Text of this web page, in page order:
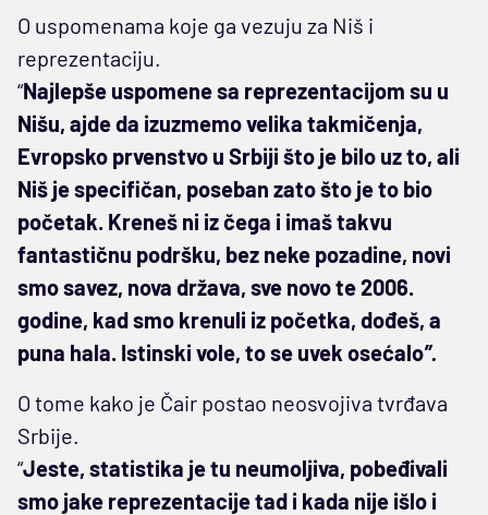
O uspomenama koje ga vezuju za Niš i
reprezentaciju.
“Najlepše uspomene sa reprezentacijom su u
Nišu, ajde da izuzmemo velika takmičenja,
Evropsko prvenstvo u Srbiji što je bilo uz to, ali
Niš je specifičan, poseban zato što je to bio
početak. Kreneš ni iz čega i imaš takvu
fantastičnu podršku, bez neke pozadine, novi
smo savez, nova država, sve novo te 2006.
godine, kad smo krenuli iz početka, dođeš, a
puna hala. Istinski vole, to se uvek osećalo”.
O tome kako je Čair postao neosvojiva tvrđava
Srbije.
“Jeste, statistika je tu neumoljiva, pobeđivali
smo jake reprezentacije tad i kada nije išlo i